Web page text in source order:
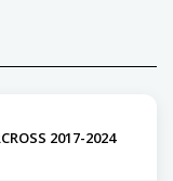
2017-2024